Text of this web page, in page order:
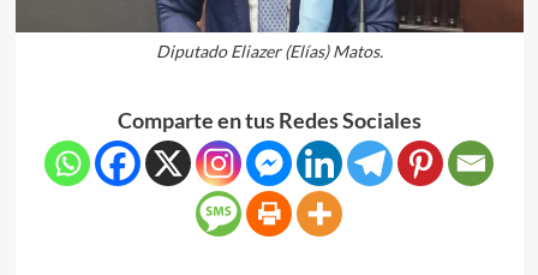
Diputado Eliazer (Elías) Matos.
Comparte en tus Redes Sociales